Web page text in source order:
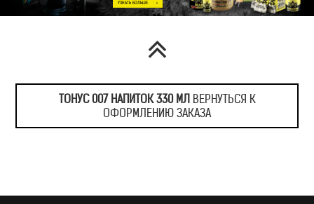
ТОНУС 007 НАПИТОК 330 МЛ ВЕРНУТЬСЯ К
ОФОРМЛЕНИЮ ЗАКАЗА